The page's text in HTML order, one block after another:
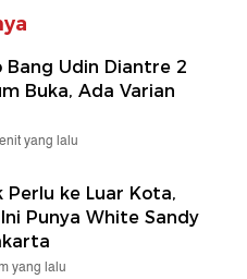
Bang Udin Diantre 2
Buka, Ada Varian
yang lalu
Perlu ke Luar Kota,
Punya White Sandy
yang lalu